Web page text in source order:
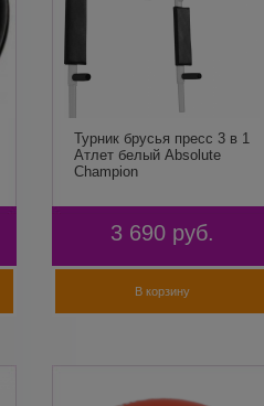
Турник брусья пресс 3 в 1
Атлет белый Absolute
Champion
3 690 руб.
В корзину